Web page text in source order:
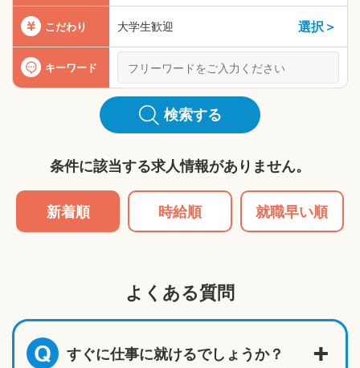
こだわり 大学生歓迎 選択＞
キーワード
検索する
条件に該当する求人情報がありません。
新着順 時給順 就職早い順
よくある質問
Q すぐに仕事に就けるでしょうか？